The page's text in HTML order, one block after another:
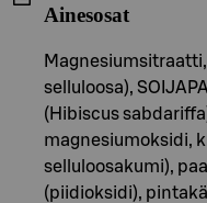
Ainesosat
selluloosa),
(Hibiscus
magnesiumoksidi,
selluloosakumi),
(piidioksidi),